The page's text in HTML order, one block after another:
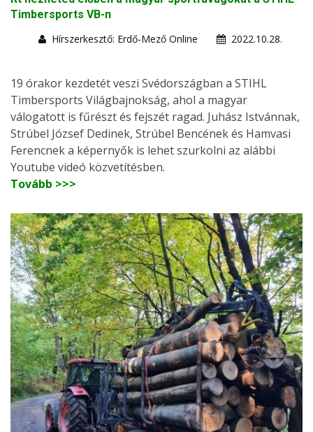
Timbersports VB-n
Hírszerkesztő: Erdő-Mező Online
2022.10.28.
19 órakor kezdetét veszi Svédországban a STIHL
Timbersports Világbajnokság, ahol a magyar
válogatott is fűrészt és fejszét ragad. Juhász Istvánnak,
Strúbel József Dedinek, Strúbel Bencének és Hamvasi
Ferencnek a képernyők is lehet szurkolni az alábbi
Youtube videó közvetítésben.
Tovább >>>